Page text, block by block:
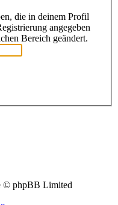
die in deinem Profil
angegeben
Bereich geändert.
© phpBB Limited